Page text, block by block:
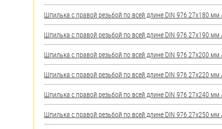
Шпилька с правой резьбой по всей длине DIN 976 27х180 мм
Шпилька с правой резьбой по всей длине DIN 976 27х190 мм
Шпилька с правой резьбой по всей длине DIN 976 27х200 мм
Шпилька с правой резьбой по всей длине DIN 976 27х220 мм
Шпилька с правой резьбой по всей длине DIN 976 27х240 мм
Шпилька с правой резьбой по всей длине DIN 976 27х250 мм